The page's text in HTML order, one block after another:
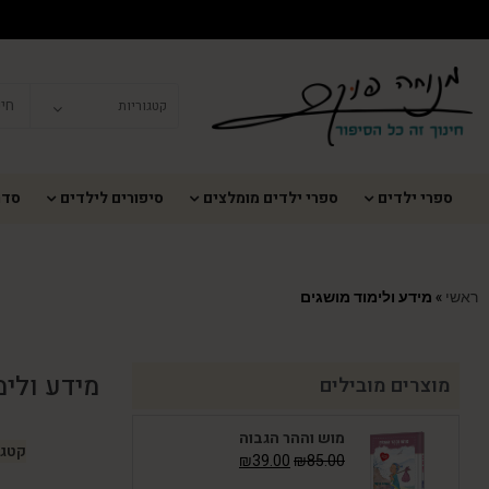
ספרי ילדים
ספרי ילדים מומלצים סיפורים לילדים
ראשי » מידע ולימוד מושגים
מוצרים מובילים
מוש וההר הגבוה
₪85.00
₪39.00
מידע